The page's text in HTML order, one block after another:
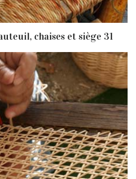
chaises et siège 31